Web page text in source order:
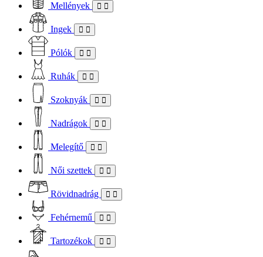
Mellények
Ingek
Pólók
Ruhák
Szoknyák
Nadrágok
Melegítő
Női szettek
Rövidnadrág
Fehérnemű
Tartozékok